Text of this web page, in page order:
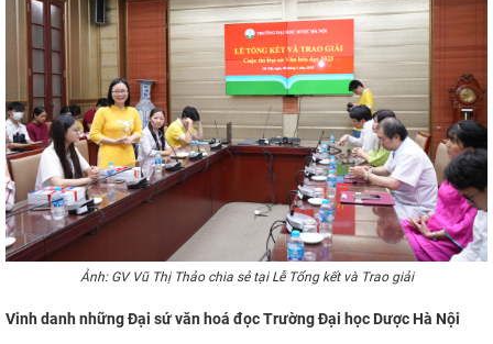
Ảnh: GV Vũ Thị Thảo chia sẻ tại Lễ Tổng kết và Trao giải
Vinh danh những Đại sứ văn hoá đọc Trường Đại học Dược Hà Nội